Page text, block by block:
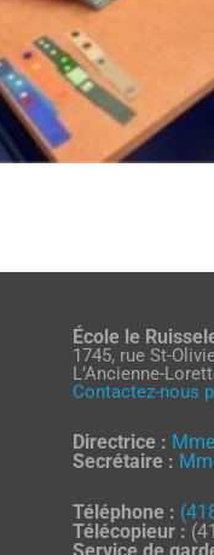
École le
1745, rue St-
L’Ancienne-
Contactez-nous
Directrice :
Secrétaire :
Téléphone :
Télécopieur :